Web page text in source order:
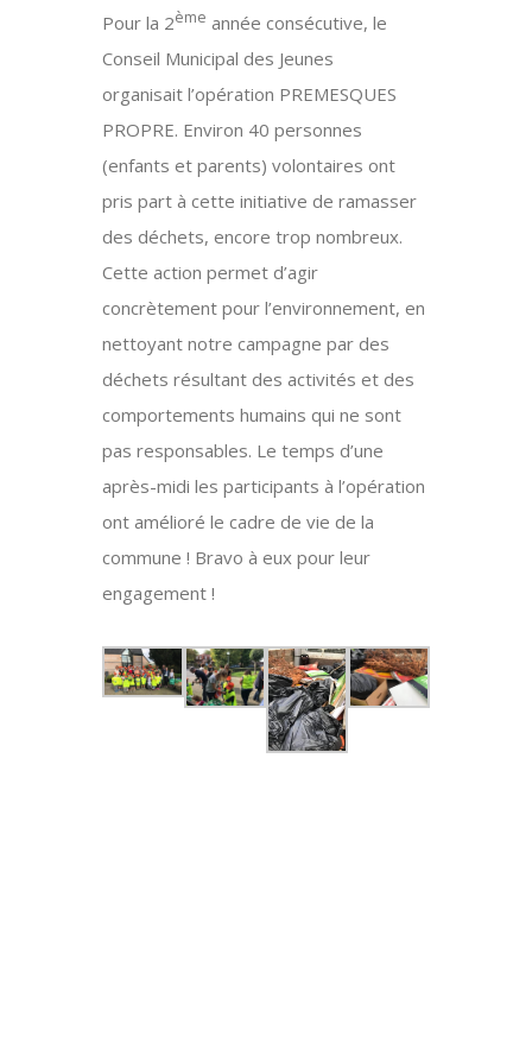
Pour la 2ème année consécutive, le
Conseil Municipal des Jeunes
organisait l’opération PREMESQUES
PROPRE. Environ 40 personnes
(enfants et parents) volontaires ont
pris part à cette initiative de ramasser
des déchets, encore trop nombreux.
Cette action permet d’agir
concrètement pour l’environnement, en
nettoyant notre campagne par des
déchets résultant des activités et des
comportements humains qui ne sont
pas responsables. Le temps d’une
après-midi les participants à l’opération
ont amélioré le cadre de vie de la
commune ! Bravo à eux pour leur
engagement !